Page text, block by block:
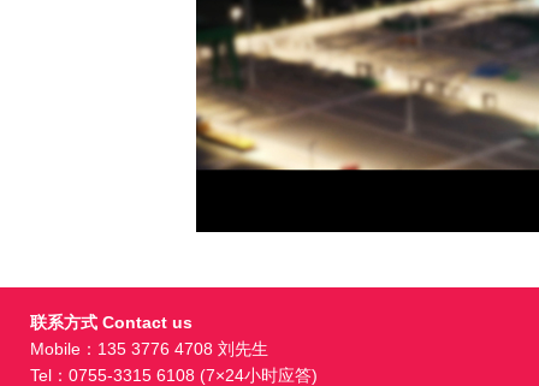
联系方式 Contact us
Mobile：135 3776 4708 刘先生
Tel：0755-3315 6108 (7×24小时应答)